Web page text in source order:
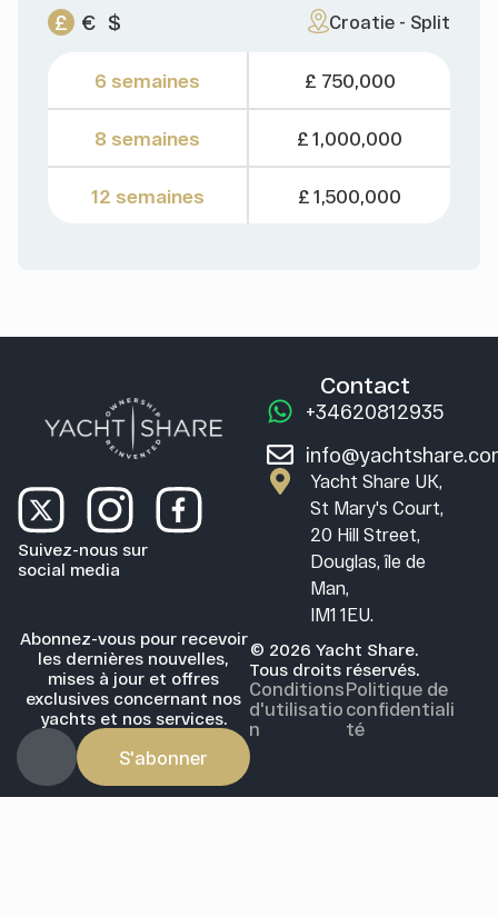
£ € $ Croatie - Split
6 semaines
8 semaines
12 semaines
£ 750,000
£ 1,000,000
£ 1,500,000
Suivez-nous sur
social media
Contact
+34620812935
Yacht Share UK,
St Mary's Court,
20 Hill Street,
Douglas, île de
Man,
IM1 1EU.
Abonnez-vous pour recevoir
les dernières nouvelles,
mises à jour et offres
exclusives concernant nos
yachts et nos services.
© 2026 Yacht Share.
Tous droits réservés.
Conditions
d'utilisatio
n
Politique de
confidentiali
té